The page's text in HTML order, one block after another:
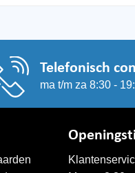
Telefonisch
ma t/m za 8:30 -